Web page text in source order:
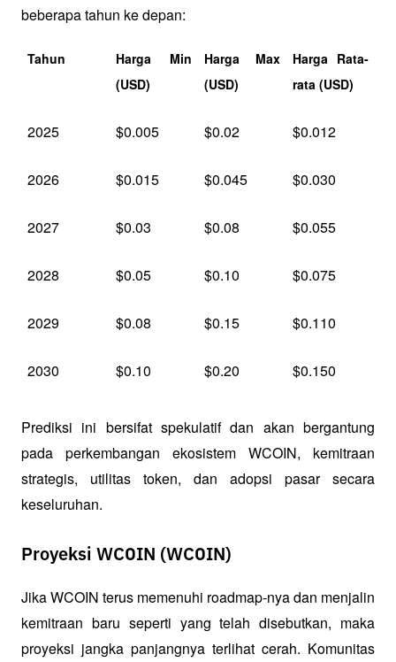
beberapa tahun ke depan:
Tahun
Harga Min
(USD)
Harga Max
(USD)
Harga Rata-
rata (USD)
2025 $0.005 $0.02 $0.012
2026 $0.015 $0.045 $0.030
2027 $0.03 $0.08 $0.055
2028 $0.05 $0.10 $0.075
2029 $0.08 $0.15 $0.110
2030 $0.10 $0.20 $0.150
Prediksi ini bersifat spekulatif dan akan bergantung
pada perkembangan ekosistem WCOIN, kemitraan
strategis, utilitas token, dan adopsi pasar secara
keseluruhan.
Proyeksi WCOIN (WCOIN)
Jika WCOIN terus memenuhi roadmap-nya dan menjalin
kemitraan baru seperti yang telah disebutkan, maka
proyeksi jangka panjangnya terlihat cerah. Komunitas